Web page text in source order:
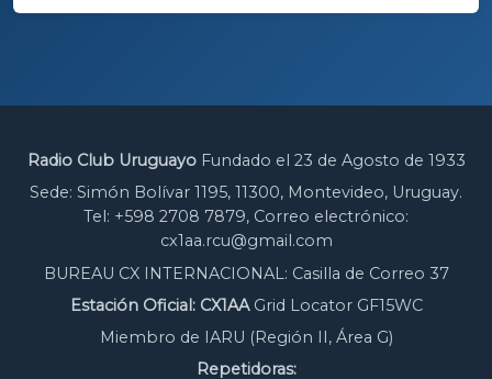
Radio Club UruguayoFundado el 23 de Agosto de 1933
Sede: Simón Bolívar 1195, 11300, Montevideo, Uruguay.
Tel: +598 2708 7879, Correo electrónico:
cx1aa.rcu@gmail.com
BUREAU CX INTERNACIONAL: Casilla de Correo 37
Estación Oficial: CX1AAGrid Locator GF15WC
Miembro de IARU (Región II, Área G)
Repetidoras: